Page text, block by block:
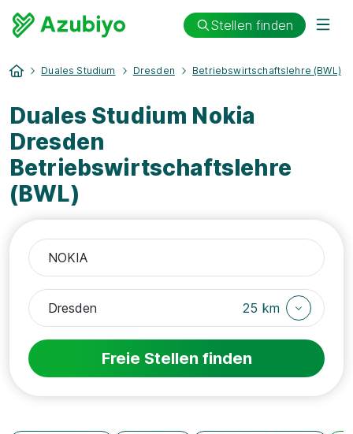
Stellen finden
Duales Studium Dresden Betriebswirtschaftslehre (BWL)
Duales Studium Nokia
Dresden
Betriebswirtschaftslehre
(BWL)
25 km
Freie Stellen finden